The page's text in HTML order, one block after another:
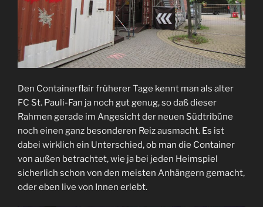
Den Containerflair früherer Tage kennt man als alter
FC St. Pauli-Fan ja noch gut genug, so daß dieser
Rahmen gerade im Angesicht der neuen Südtribüne
noch einen ganz besonderen Reiz ausmacht. Es ist
dabei wirklich ein Unterschied, ob man die Container
von außen betrachtet, wie ja bei jeden Heimspiel
sicherlich schon von den meisten Anhängern gemacht,
oder eben live von Innen erlebt.